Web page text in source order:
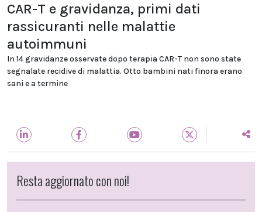
CAR-T e gravidanza, primi dati
rassicuranti nelle malattie
autoimmuni
In 14 gravidanze osservate dopo terapia CAR-T non sono state
segnalate recidive di malattia. Otto bambini nati finora erano
sani e a termine
Resta aggiornato con noi!